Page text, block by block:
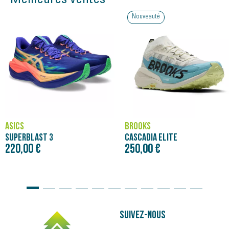
ASICS
SUPERBLAST 3
220,00 €
Nouveauté
BROOKS
CASCADIA ELITE
250,00 €
Suivez-nous